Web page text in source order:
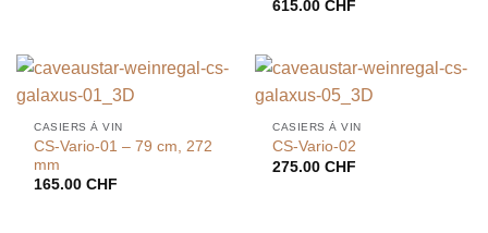
615.00CHF
CASIERS À VIN
CS-Vario-01 – 79 cm, 272
mm
165.00CHF
CASIERS À VIN
CS-Vario-02
275.00CHF